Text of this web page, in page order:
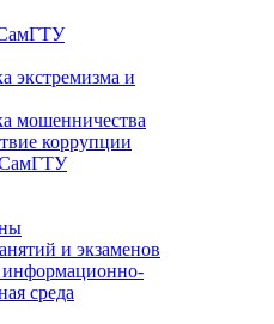
экстремизма и
мошенничества
коррупции
и экзаменов
информационно-
среда